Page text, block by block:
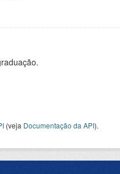
(veja Documentação da API).